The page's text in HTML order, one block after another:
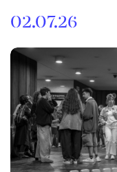
02.07.26